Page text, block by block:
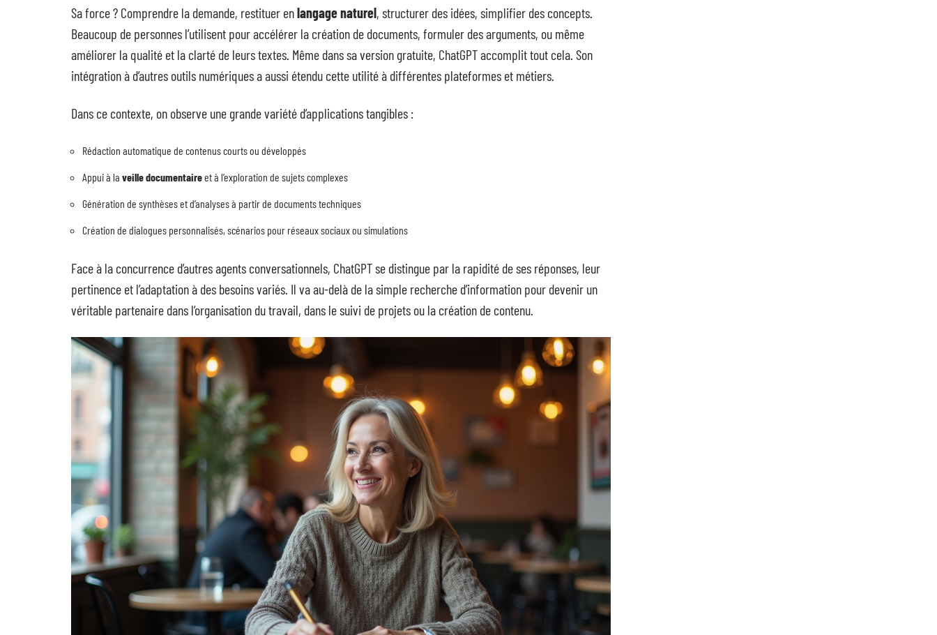
Sa force ? Comprendre la demande, restituer enlangage naturel, structurer des idées, simplifier des concepts.
Beaucoup de personnes l’utilisent pour accélérer la création de documents, formuler des arguments, ou même
améliorer la qualité et la clarté de leurs textes. Même dans sa version gratuite, ChatGPT accomplit tout cela. Son
intégration à d’autres outils numériques a aussi étendu cette utilité à différentes plateformes et métiers.
Dans ce contexte, on observe une grande variété d’applications tangibles :
Rédaction automatique de contenus courts ou développés
Appui à la veille documentaireet à l’exploration de sujets complexes
Génération de synthèses et d’analyses à partir de documents techniques
Création de dialogues personnalisés, scénarios pour réseaux sociaux ou simulations
Face à la concurrence d’autres agents conversationnels, ChatGPT se distingue par la rapidité de ses réponses, leur
pertinence et l’adaptation à des besoins variés. Il va au-delà de la simple recherche d’information pour devenir un
véritable partenaire dans l’organisation du travail, dans le suivi de projets ou la création de contenu.